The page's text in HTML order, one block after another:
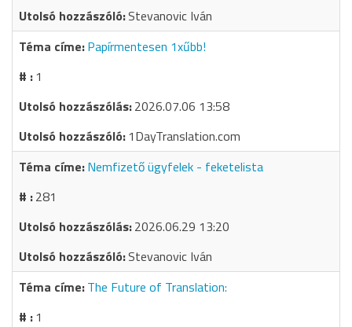
Stevanovic Iván
Papírmentesen 1xűbb!
1
2026.07.06 13:58
1DayTranslation.com
Nemfizető ügyfelek - feketelista
281
2026.06.29 13:20
Stevanovic Iván
The Future of Translation:
1